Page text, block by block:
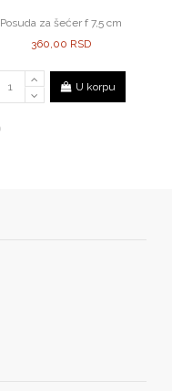
Posuda za šećer f 7,5 cm
360,00 RSD
U korpu